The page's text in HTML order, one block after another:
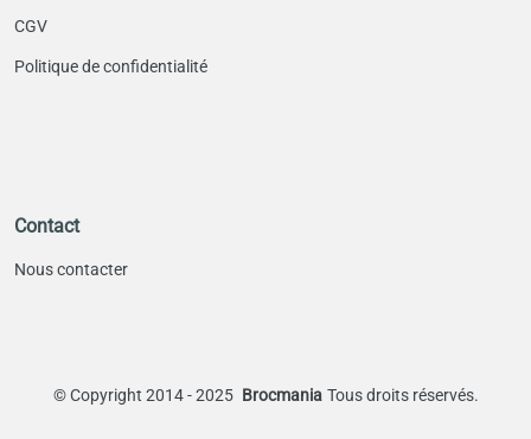
CGV
Politique de confidentialité
Contact
Nous contacter
©Copyright 2014 - 2025 Brocmania Tous droits réservés.